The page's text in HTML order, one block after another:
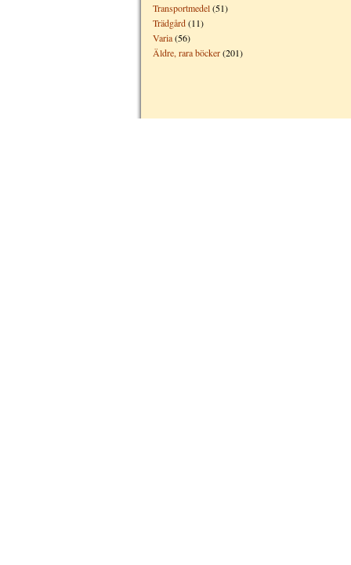
Transportmedel(51)
Trädgård(11)
Varia(56)
Äldre, rara böcker(201)